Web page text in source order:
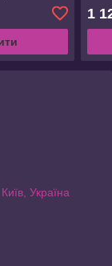
1
Україна